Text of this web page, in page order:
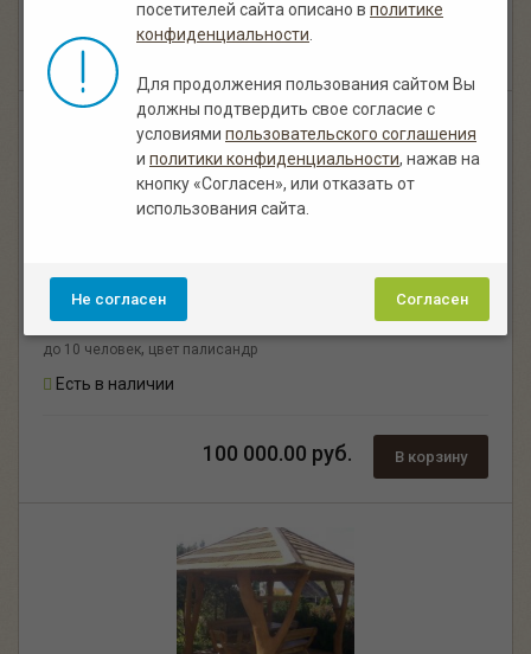
150 000.00 руб.
Беседки под старину
до 10 человек, цвет палисандр
Есть в наличии
100 000.00 руб. В корзину
посетителей сайта описано в политике
конфиденциальности
Для продолжения пользования сайтом Вы
должны подтвердить свое согласие с
условиями пользовательского соглашения
и политики конфиденциальности, нажав на
кнопку «Согласен», или отказать от
использования сайта.
Согласен
Не согласен